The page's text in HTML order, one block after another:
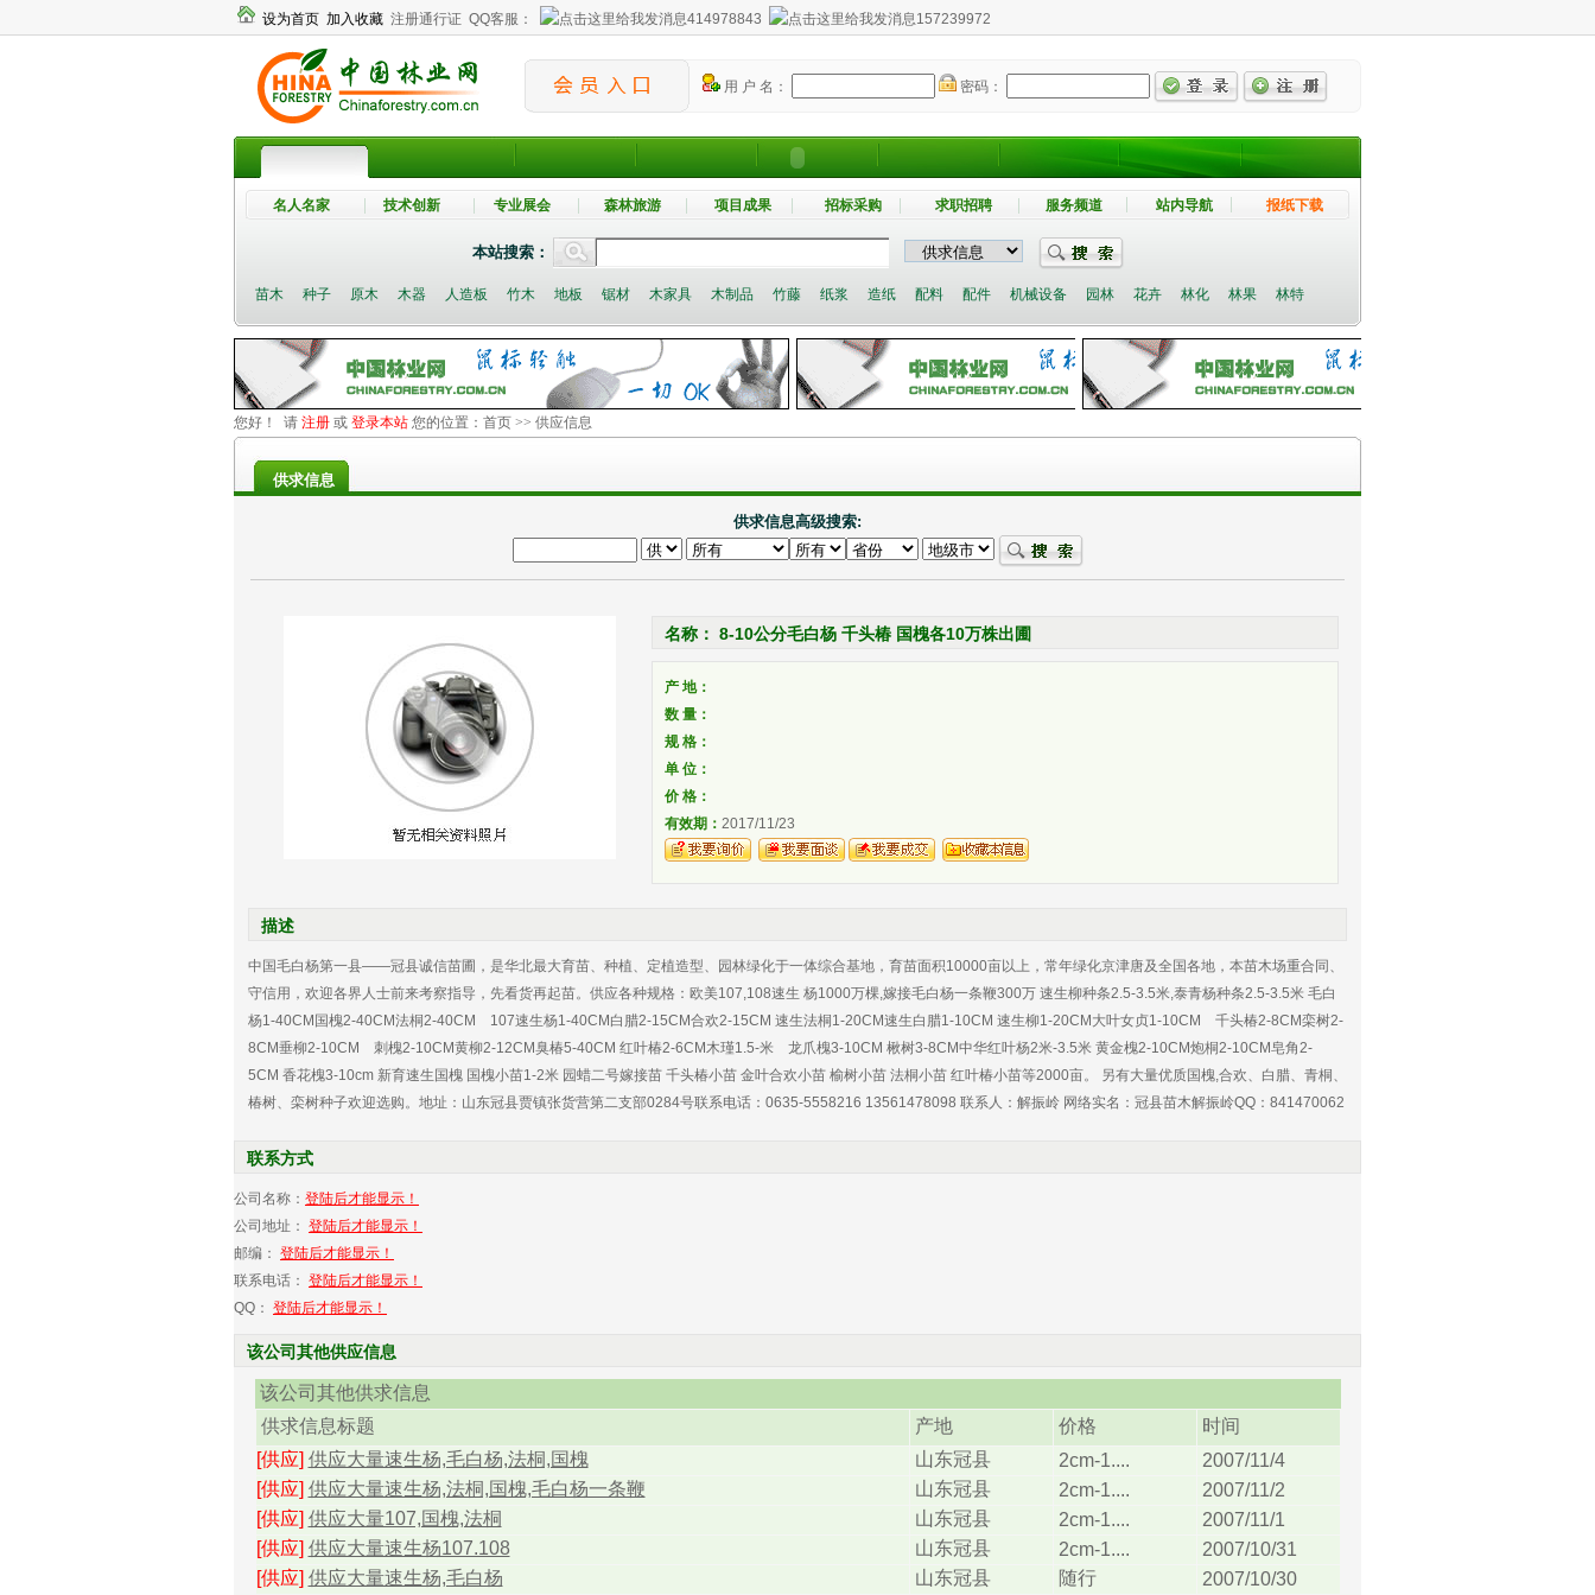
设为首页 加入收藏 注册通行证 QQ客服： 414978843 157239972
用 户 名： 密码：
名人名家 技术创新 专业展会 森林旅游 项目成果 招标采购 求职招聘 服务频道 站内导航 报纸下载
本站搜索：
苗木 种子 原木 木器 人造板 竹木 地板 锯材 木家具 木制品 竹藤 纸浆 造纸 配料 配件 机械设备 园林 花卉 林化 林果 林特
您好！ 请 注册 或 登录本站 您的位置： 首页 >> 供应信息
供求信息
供求信息高级搜索:
名称： 8-10公分毛白杨 千头椿 国槐各10万株出圃
产 地：
数 量：
规 格：
单 位：
价 格：
有效期： 2017/11/23
描述
中国毛白杨第一县——冠县诚信苗圃，是华北最大育苗、种植、定植造型、园林绿化于一体综合基地，育苗面积10000亩以上，常年绿化京津唐及全国各地，本苗木场重合同、
守信用，欢迎各界人士前来考察指导，先看货再起苗。供应各种规格：欧美107,108速生 杨1000万棵,嫁接毛白杨一条鞭300万 速生柳种条2.5-3.5米,泰青杨种条2.5-3.5米 毛白
杨1-40CM国槐2-40CM法桐2-40CM 107速生杨1-40CM白腊2-15CM合欢2-15CM 速生法桐1-20CM速生白腊1-10CM 速生柳1-20CM大叶女贞1-10CM 千头椿2-8CM栾树2-
8CM垂柳2-10CM 刺槐2-10CM黄柳2-12CM臭椿5-40CM 红叶椿2-6CM木瑾1.5-米 龙爪槐3-10CM 楸树3-8CM中华红叶杨2米-3.5米 黄金槐2-10CM炮桐2-10CM皂角2-
5CM 香花槐3-10cm 新育速生国槐 国槐小苗1-2米 园蜡二号嫁接苗 千头椿小苗 金叶合欢小苗 榆树小苗 法桐小苗 红叶椿小苗等2000亩。 另有大量优质国槐,合欢、白腊、青桐、
椿树、栾树种子欢迎选购。地址：山东冠县贾镇张货营第二支部0284号联系电话：0635-5558216 13561478098 联系人：解振岭 网络实名：冠县苗木解振岭QQ：841470062
联系方式
公司名称： 登陆后才能显示！
公司地址： 登陆后才能显示！
邮编： 登陆后才能显示！
联系电话： 登陆后才能显示！
QQ： 登陆后才能显示！
该公司其他供应信息
该公司其他供求信息
供求信息标题
产地 价格
时间
[供应] 供应大量速生杨,毛白杨,法桐,国槐 山东冠县 2cm-1....
2007/11/4
[供应] 供应大量速生杨,法桐,国槐,毛白杨一条鞭 山东冠县 2cm-1....
2007/11/2
[供应] 供应大量107,国槐,法桐 山东冠县 2cm-1....
2007/11/1
[供应] 供应大量速生杨107.108 山东冠县 2cm-1....
2007/10/31
[供应] 供应大量速生杨,毛白杨 山东冠县 随行 2007/10/30